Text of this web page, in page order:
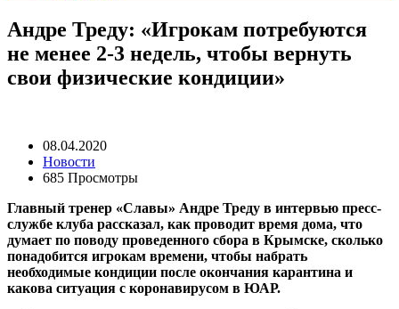
Андре Треду: «Игрокам потребуются
не менее 2-3 недель, чтобы вернуть
свои физические кондиции»
08.04.2020
Новости
685 Просмотры
Главный тренер «Славы» Андре Треду в интервью пресс-
службе клуба рассказал, как проводит время дома, что
думает по поводу проведенного сбора в Крымске, сколько
понадобится игрокам времени, чтобы набрать
необходимые кондиции после окончания карантина и
какова ситуация с коронавирусом в ЮАР.